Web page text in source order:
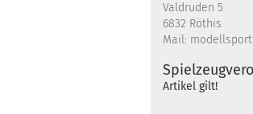
Valdruden 5
6832 Röthis
Mail:
Artikel gilt!